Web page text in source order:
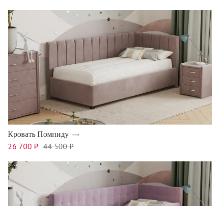
Кровать Помпиду
26 700 ₽ 44 500 ₽